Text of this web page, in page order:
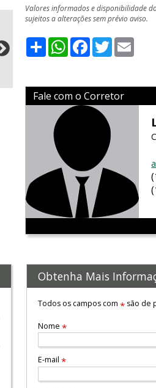
Valores informados e disponibilidade
sujeitos a alterações sem prévio aviso.
ShareWhatsApp
Facebook
Twitter
Fale com o Corretor
Obtenha Mais
Todos os campos com *são de
Nome *
E-mail *